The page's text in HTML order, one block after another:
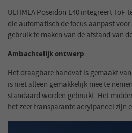
ULTIMEA Poseidon E40 integreert
die automatisch de focus aanpast
gebruik te maken van de afstand van
Ambachtelijk ontwerp
Het draagbare handvat is gemaakt
is niet alleen gemakkelijk mee te
standaard worden gebruikt. Het
het zeer transparante acrylpaneel zijn